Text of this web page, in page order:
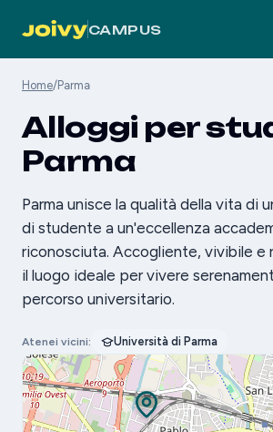
CAMPUS
Home/Parma
Alloggi per
Parma
Parma unisce la qualità della vita di
di studente a un'eccellenza
riconosciuta. Accogliente, vivibile e
il luogo ideale per vivere
percorso universitario.
Atenei vicini: Università di Parma